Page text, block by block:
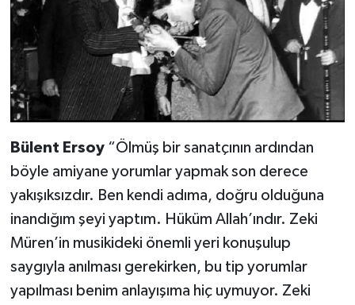
Bülent Ersoy“Ölmüş bir sanatçının ardından
böyle amiyane yorumlar yapmak son derece
yakışıksızdır. Ben kendi adıma, doğru olduğuna
inandığım şeyi yaptım. Hüküm Allah’ındır. Zeki
Müren’in musikideki önemli yeri konuşulup
saygıyla anılması gerekirken, bu tip yorumlar
yapılması benim anlayışıma hiç uymuyor. Zeki